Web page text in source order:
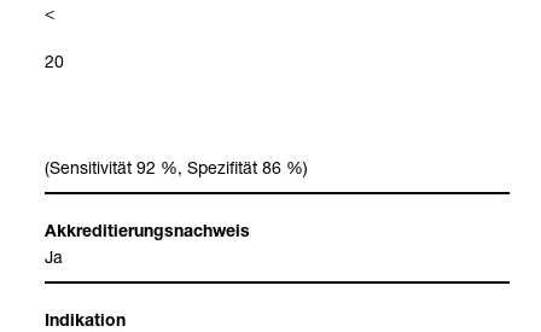
<
20
(Sen­si­ti­vi­tät 92 %, Spe­zi­fi­tät 86 %)
Akkre­di­tie­rungs­nach­weis
Ja
Indi­ka­tion